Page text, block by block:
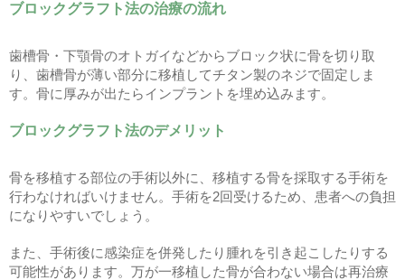
ブロックグラフト法の治療の流れ
歯槽骨・下顎骨のオトガイなどからブロック状に骨を切り取
り、歯槽骨が薄い部分に移植してチタン製のネジで固定しま
す。骨に厚みが出たらインプラントを埋め込みます。
ブロックグラフト法のデメリット
骨を移植する部位の手術以外に、移植する骨を採取する手術を
行わなければいけません。手術を2回受けるため、患者への負担
になりやすいでしょう。
また、手術後に感染症を併発したり腫れを引き起こしたりする
可能性があります。万が一移植した骨が合わない場合は再治療